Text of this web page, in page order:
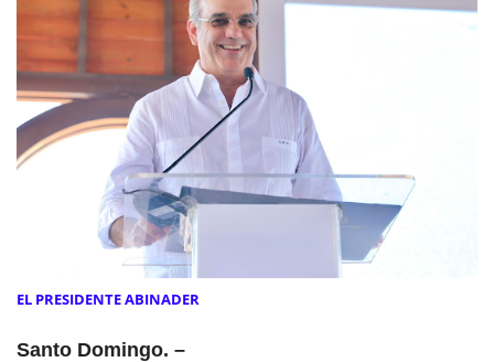
EL PRESIDENTE ABINADER
Santo Domingo. –